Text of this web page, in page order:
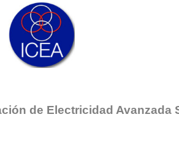
de Electricidad Avanzada